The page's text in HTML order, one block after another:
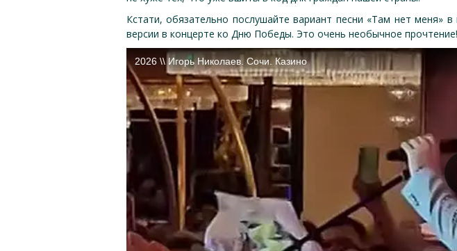
Кстати, обязательно послушайте вариант песни «Там нет меня»
версии в концерте ко Дню Победы. Это очень необычное